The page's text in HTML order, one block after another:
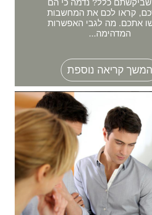
כלל? נדמה כי הם
קראו לכם את המחשבות
אתכם. מה לגבי האפשרות
המדהימה...
המשך קריאה נוספת